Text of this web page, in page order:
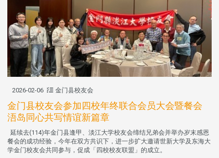
2026-02-06 金门县校友会
金门县校友会参加四校年终联合会员大会暨餐会
浯岛同心共写情谊新篇章
延续去(114)年金门县逢甲、淡江大学校友会缔结兄弟会并举办岁末感恩
餐会的成功经验，今年在双方共识下，进一步扩大邀请世新大学及东海大
学金门校友会共同参与，促成「四校校友联盟」的成立。